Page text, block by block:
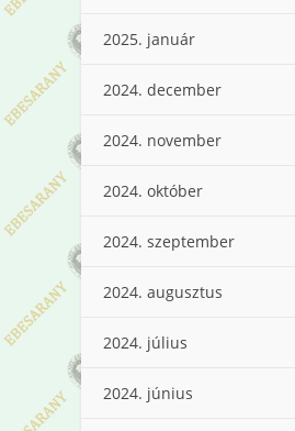
2025. január
2024. december
2024. november
2024. október
2024. szeptember
2024. augusztus
2024. július
2024. június